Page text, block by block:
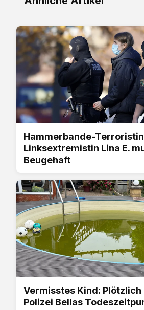
Hammerbande-
Linksextremistin Lina E.
Beugehaft
Vermisstes Kind:
Polizei Bellas